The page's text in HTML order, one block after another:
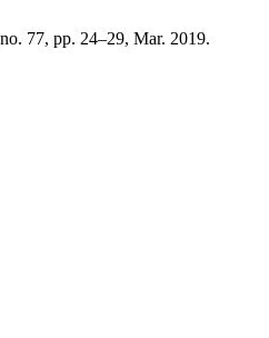
77, pp. 24–29, Mar. 2019.